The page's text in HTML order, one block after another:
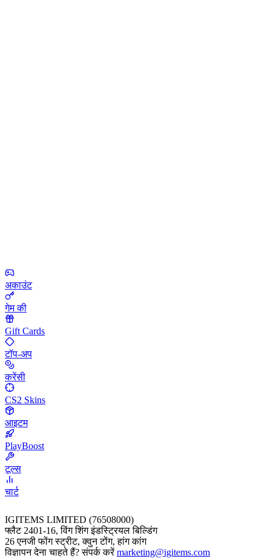
अकाउंट
गेम की
Gift Cards
टॉप-अप
करेंसी
CS2 Skins
आइटम
PlayBoost
टूल्स
चार्ट
IGITEMS LIMITED (76508000)
फ्लैट 2401-16, विंग शिंग इंडस्ट्रियल बिल्डिंग
26 एनजी फोंग स्ट्रीट, क्वुन टोंग, हांग कांग
विज्ञापन देना चाहते हैं? संपर्क करेंmarketing@igitems.com